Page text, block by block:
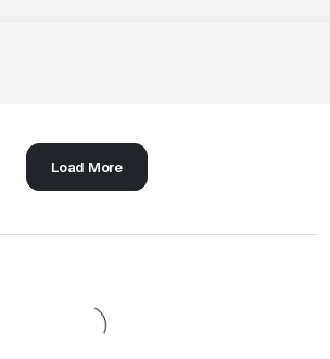
Load More